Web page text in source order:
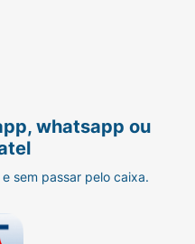
whatsapp ou
sem passar pelo caixa.